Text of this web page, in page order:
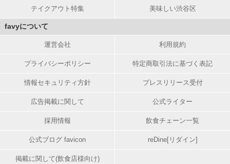
テイクアウト特集 美味しい渋谷区
favyについて
運営会社 利用規約
プライバシーポリシー 特定商取引法に基づく表記
情報セキュリティ方針 プレスリリース受付
広告掲載に関して 公式ライター
採用情報 飲食チェーン一覧
公式ブログ favicon reDine[リダイン]
掲載に関して(飲食店様向け)